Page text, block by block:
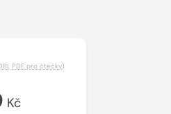
, PDF pro čtečky)
Kč